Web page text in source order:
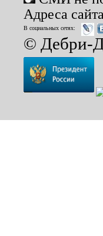
Адреса
В социальных сетях:
© Дебри-